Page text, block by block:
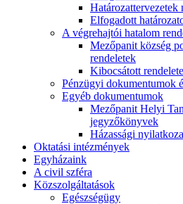
Határozattervezetek
Elfogadott
A végrehajtói hatalom
Mezőpanit község
rendeletek
Kibocsátott
Pénzügyi dokumentumok
Egyéb dokumentumok
Mezőpanit Helyi
jegyzőkönyvek
Házassági
Oktatási intézmények
Egyházaink
A civil szféra
Közszolgáltatások
Egészségügy